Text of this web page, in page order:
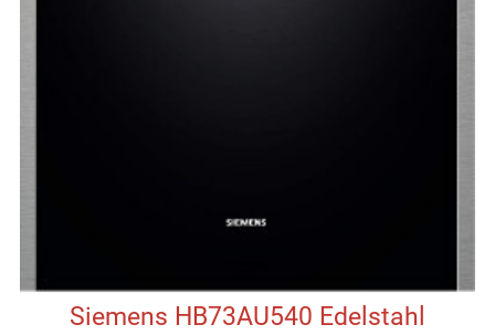
Siemens HB73AU540 Edelstahl